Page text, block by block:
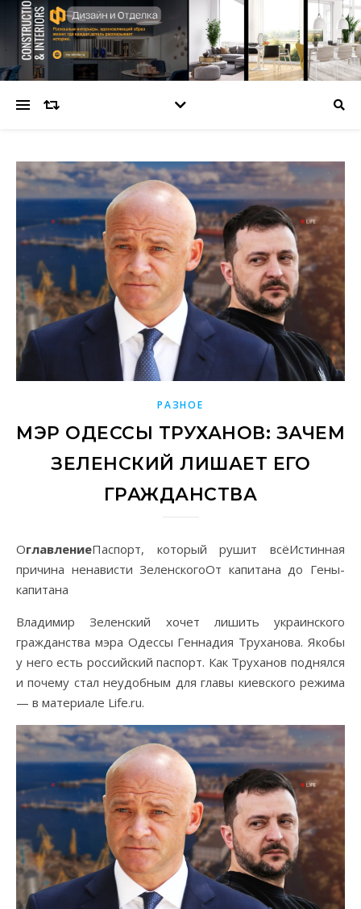
РАЗНОЕ
МЭР ОДЕССЫ ТРУХАНОВ: ЗАЧЕМ
ЗЕЛЕНСКИЙ ЛИШАЕТ ЕГО
ГРАЖДАНСТВА
ОглавлениеПаспорт, который рушит всёИстинная
причина ненависти ЗеленскогоОт капитана до Гены-
капитана
Владимир Зеленский хочет лишить украинского
гражданства мэра Одессы Геннадия Труханова. Якобы
у него есть российский паспорт. Как Труханов поднялся
и почему стал неудобным для главы киевского режима
— в материале Life.ru.